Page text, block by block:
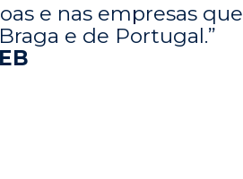
e nas empresas que
e de Portugal.”